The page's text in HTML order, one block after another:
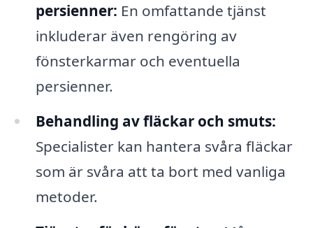
persienner: En omfattande tjänst
inkluderar även rengöring av
fönsterkarmar och eventuella
persienner.
Behandling av fläckar och smuts:
Specialister kan hantera svåra fläckar
som är svåra att ta bort med vanliga
metoder.